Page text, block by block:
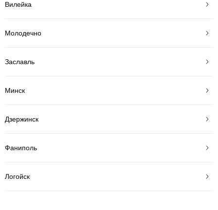
Вилейка
Молодечно
Заславль
Минск
Дзержинск
Фаниполь
Логойск